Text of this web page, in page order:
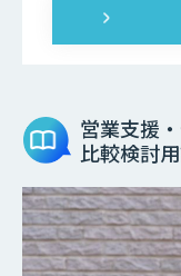
営業支援
比較検討